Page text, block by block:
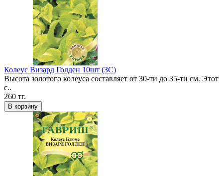
Колеус Визард Голден 10шт (ЗС)
Высота золотого колеуса составляет от 30-ти до 35-ти см. Этот
с..
260 тг.
В корзину